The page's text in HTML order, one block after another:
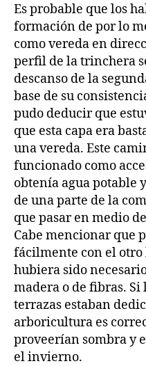
Es probable que los
formación de por lo
como vereda en
perfil de la trinchera
descanso de la
base de su
pudo deducir que
que esta capa era
una vereda. Este
funcionado como
obtenía agua potable
de una parte de la
que pasar en medio
Cabe mencionar que
fácilmente con el otro
hubiera sido
madera o de fibras.
terrazas estaban
arboricultura es
proveerían sombra y
el invierno.